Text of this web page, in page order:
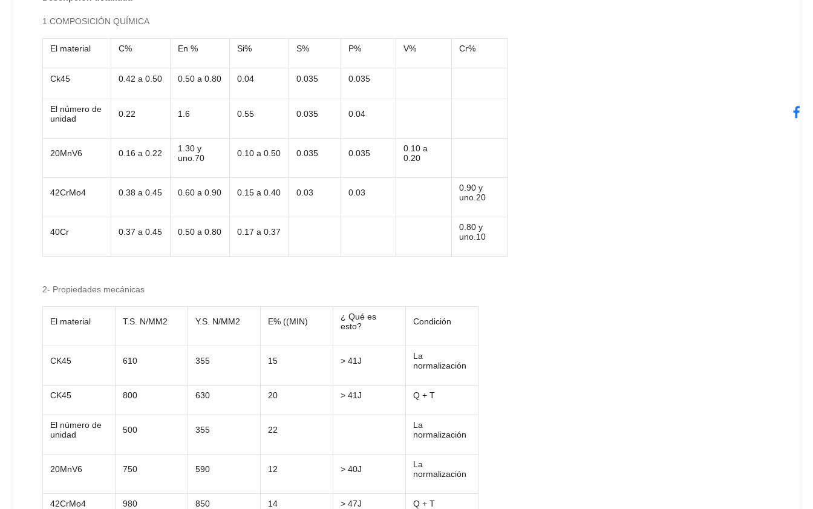
1.COMPOSICIÓN QUÍMICA
El material C% En % Si% S% P% V% Cr%
Ck45 0.42 a 0.50 0.50 a 0.80 0.04 0.035 0.035
El número de
unidad
0.22 1.6 0.55 0.035 0.04
20MnV6 0.16 a 0.22
1.30 y
uno.70
0.10 a 0.50 0.035 0.035
0.10 a
0.20
42CrMo4 0.38 a 0.45 0.60 a 0.90 0.15 a 0.40 0.03 0.03
0.90 y
uno.20
40Cr 0.37 a 0.45 0.50 a 0.80 0.17 a 0.37
0.80 y
uno.10
2- Propiedades mecánicas
El material T.S. N/MM2 Y.S. N/MM2 E% ((MIN)
¿ Qué es
esto?
Condición
CK45 610 355 15 > 41J
La
normalización
CK45 800 630 20 > 41J Q + T
El número de
unidad
500 355 22
La
normalización
20MnV6 750 590 12 > 40J
La
normalización
42CrMo4 980 850 14 > 47J Q + T